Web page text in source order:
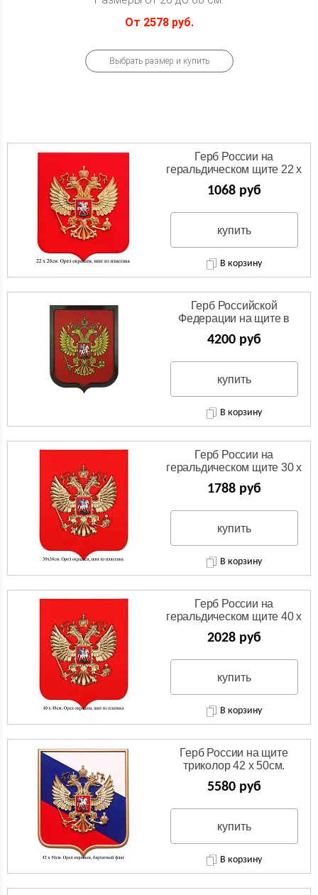
От 2578 руб.
Выбрать размер и купить
Герб России на
геральдическом щите 22 х
26см. 6 вариантов
изготовления.
1068 руб
купить
В корзину
Герб Российской
Федерации на щите в
соответствии с № 2-ФКЗ
от 25 декабря 2000 г
4200 руб
купить
В корзину
Герб России на
геральдическом щите 30 х
36см. 2 варианта
изготовления.
1788 руб
купить
В корзину
Герб России на
геральдическом щите 40 х
48см. 4 варианта
изготовления.
2028 руб
купить
В корзину
Герб России на щите
триколор 42 х 50см.
5580 руб
купить
В корзину